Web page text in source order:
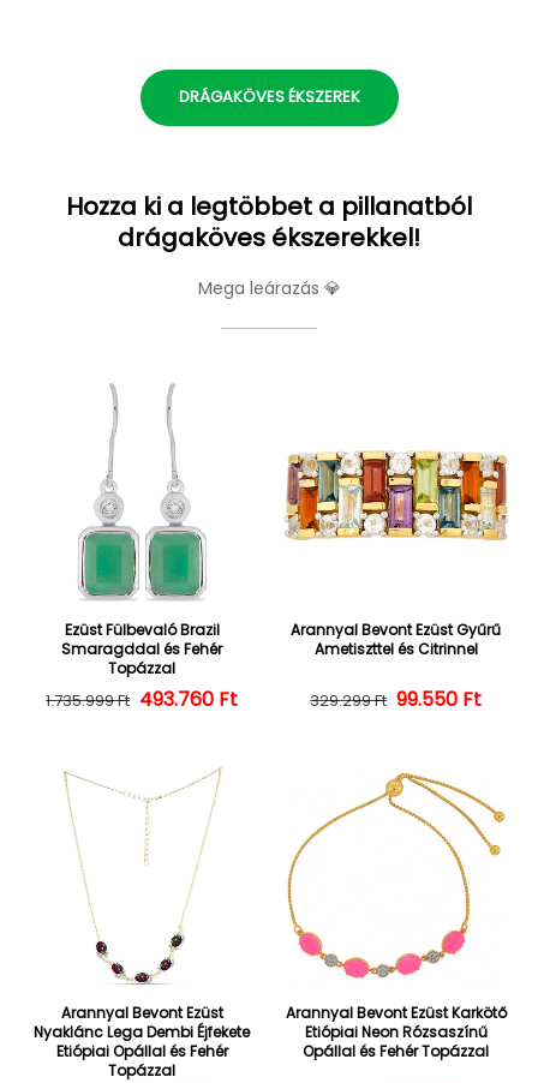
DRÁGAKÖVES ÉKSZEREK
Hozza ki a legtöbbet a pillanatból
drágaköves ékszerekkel!
Mega leárazás 💎
Ezüst Fülbevaló Brazil
Smaragddal és Fehér
Topázzal
Normál ár
1.735.999 Ft Kedvezményes ár
493.760 Ft
Arannyal Bevont Ezüst Gyűrű
Ametiszttel és Citrinnel
Normál ár
329.299 Ft 99.550 Ft
Arannyal Bevont Ezüst
Nyaklánc Lega Dembi Éjfekete
Etiópiai Opállal és Fehér
Topázzal
Arannyal Bevont Ezüst Karkötő
Etiópiai Neon Rózsaszínű
Opállal és Fehér Topázzal